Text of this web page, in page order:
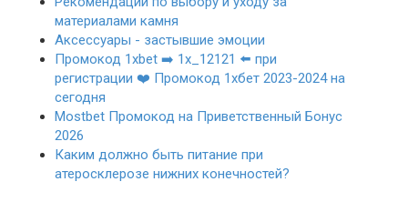
материалами камня
Аксессуары - застывшие эмоции
Промокод 1xbet ➡️ 1x_12121 ⬅️ при
регистрации ❤️ Промокод 1хбет 2023-2024 на
сегодня
Mostbet Промокод на Приветственный Бонус
2026
Каким должно быть питание при
атеросклерозе нижних конечностей?